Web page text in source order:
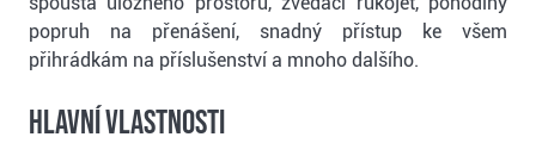
popruh na přenášení, snadný přístup ke všem
přihrádkám na příslušenství a mnoho dalšího.
Hlavní vlastnosti